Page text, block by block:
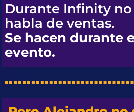
Durante Infinity no
habla de ventas.
Se hacen durante
evento.